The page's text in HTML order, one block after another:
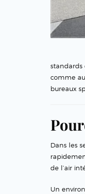
standards
comme
bureaux
Dans les
de l’air
Un